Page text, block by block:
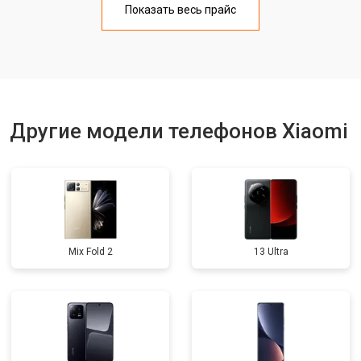
Замена кнопки включения от 1750 ₽
Показать весь прайс
Другие модели телефонов Xiaomi
Mix Fold 2 13 Ultra